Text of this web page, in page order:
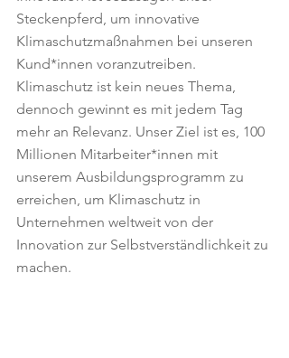
Steckenpferd, um innovative
Klimaschutzmaßnahmen bei unseren
Kund*innen voranzutreiben.
Klimaschutz ist kein neues Thema,
dennoch gewinnt es mit jedem Tag
mehr an Relevanz. Unser Ziel ist es, 100
Millionen Mitarbeiter*innen mit
unserem Ausbildungsprogramm zu
erreichen, um Klimaschutz in
Unternehmen weltweit von der
Innovation zur Selbstverständlichkeit zu
machen.